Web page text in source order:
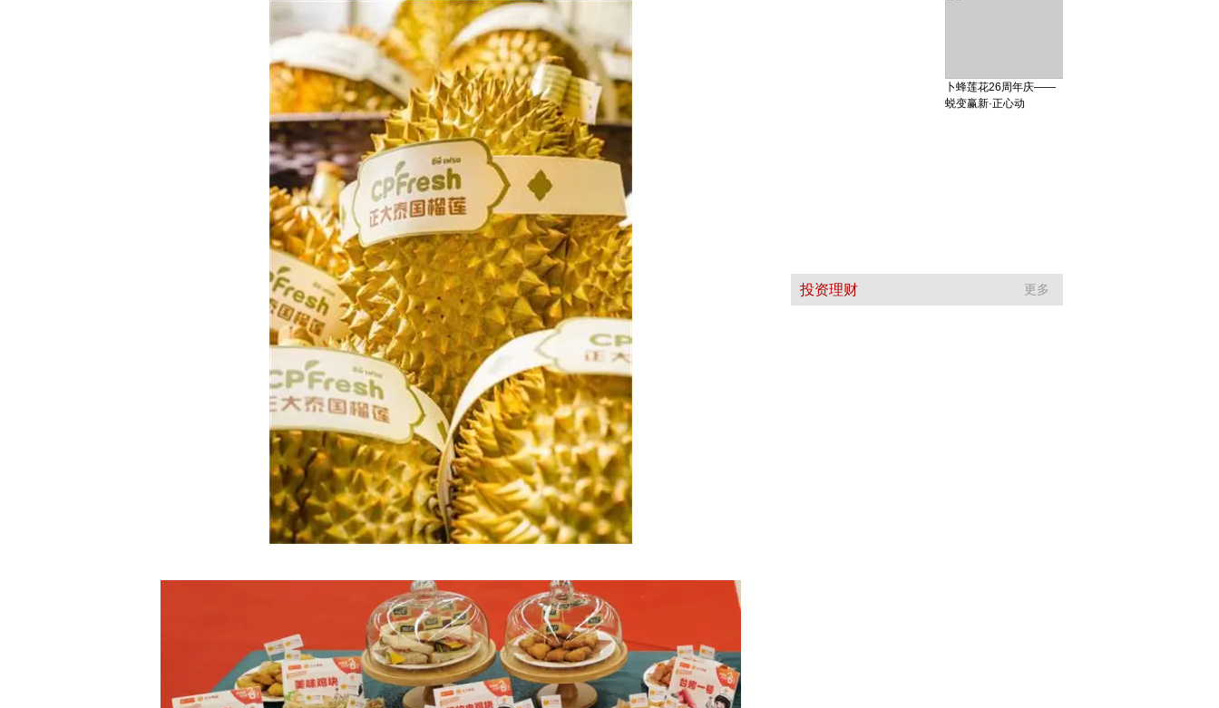
卜蜂莲花26周年庆——
蜕变赢新·正心动
投资理财 更多